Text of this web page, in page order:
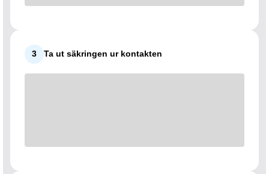
3 Ta ut säkringen ur kontakten